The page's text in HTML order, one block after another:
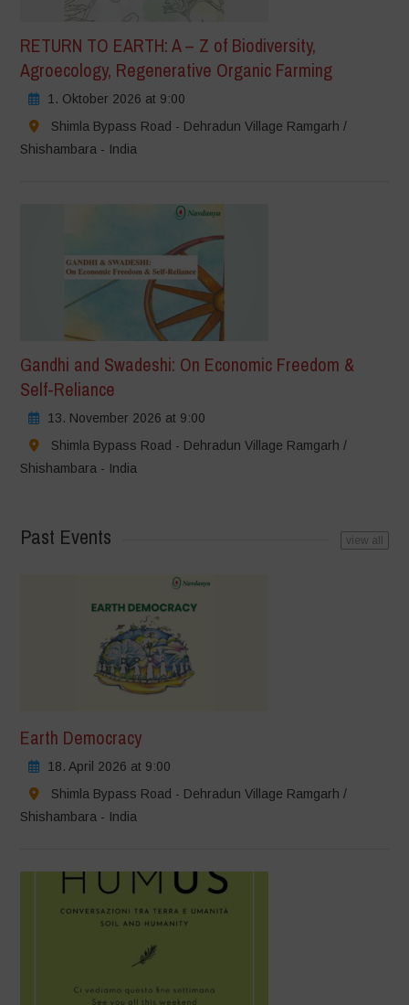
RETURN TO EARTH: A – Z of Biodiversity,
Agroecology, Regenerative Organic Farming
1. Oktober 2026 at 9:00
Shimla Bypass Road - Dehradun Village Ramgarh /
Shishambara - India
Gandhi and Swadeshi: On Economic Freedom &
Self-Reliance
13. November 2026 at 9:00
Shimla Bypass Road - Dehradun Village Ramgarh /
Shishambara - India
Past Events view all
Earth Democracy
18. April 2026 at 9:00
Shimla Bypass Road - Dehradun Village Ramgarh /
Shishambara - India